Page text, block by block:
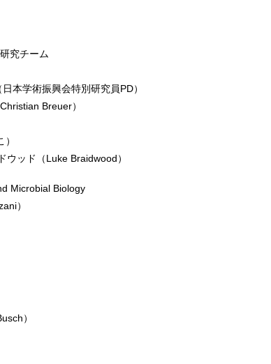
究チーム
本学術振興会特別研究員PD）
Breuer）
ッド（Luke Braidwood）
Microbial Biology
）
）